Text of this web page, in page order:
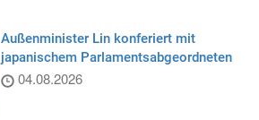
Außenminister Lin konferiert mit
japanischem Parlamentsabgeordneten
04.08.2026